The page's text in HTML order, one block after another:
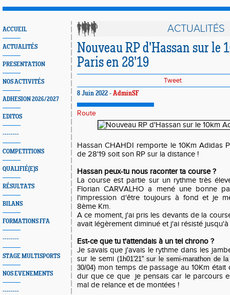
ACCUEIL
ACTUALITÉS
PRESENTATION
NOS ACTIVITÉS
ADHESION 2026/2027
EDITOS
--------
COMPETITIONS
QUALIFIÉ(E)S
RÉSULTATS
BILANS
FORMATIONS FFA
--------
STAGE MULTISPORTS
NOS EVENEMENTS
--------
ACTUALITÉS
Nouveau RP d'Hassan sur le
Paris en 28'19
Tweet
8 Juin 2022 - AdminSF
Route
Hassan CHAHDI remporte le 10Km Adidas
de 28'19 soit son RP sur la distance !
Hassan peux-tu nous raconter ta course ?
La course est partie sur un rythme très
Florian CARVALHO a mené une bonne
l'impression d'être toujours à fond et je
8ème Km.
A ce moment, j'ai pris les devants de la
avait légèrement diminué et j'ai résisté
Est-ce que tu t'attendais à un tel chrono ?
Je savais que j'avais le rythme dans les
sur le semi (1h01'21'' sur le semi-marathon de
30/04) mon temps de passage au 10Km
dur que ce que je pensais car le parcours
mal de relance et de montées !